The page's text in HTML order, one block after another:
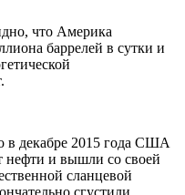
что Америка
баррелей в сутки и
в декабре 2015 года США
нефти и вышли со своей
сланцевой